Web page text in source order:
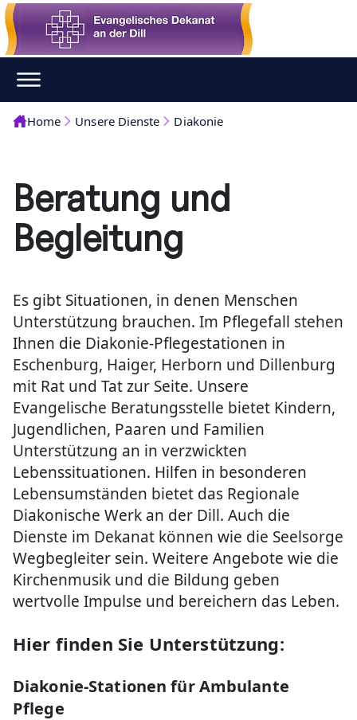
Home Unsere Dienste Diakonie
Beratung und
Begleitung
Es gibt Situationen, in denen Menschen
Unterstützung brauchen. Im Pflegefall stehen
Ihnen die Diakonie-Pflegestationen in
Eschenburg, Haiger, Herborn und Dillenburg
mit Rat und Tat zur Seite. Unsere
Evangelische Beratungsstelle bietet Kindern,
Jugendlichen, Paaren und Familien
Unterstützung an in verzwickten
Lebenssituationen. Hilfen in besonderen
Lebensumständen bietet das Regionale
Diakonische Werk an der Dill. Auch die
Dienste im Dekanat können wie die Seelsorge
Wegbegleiter sein. Weitere Angebote wie die
Kirchenmusik und die Bildung geben
wertvolle Impulse und bereichern das Leben.
Hier finden Sie Unterstützung:
Diakonie-Stationen für Ambulante
Pflege